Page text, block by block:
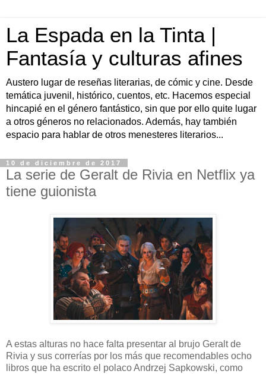
La Espada en la Tinta |
Fantasía y culturas afines
Austero lugar de reseñas literarias, de cómic y cine. Desde
temática juvenil, histórico, cuentos, etc. Hacemos especial
hincapié en el género fantástico, sin que por ello quite lugar
a otros géneros no relacionados. Además, hay también
espacio para hablar de otros menesteres literarios...
10 de diciembre de 2017
La serie de Geralt de Rivia en Netflix ya
tiene guionista
A estas alturas no hace falta presentar al brujo Geralt de
Rivia y sus correrías por los más que recomendables ocho
libros que ha escrito el polaco Andrzej Sapkowski, como